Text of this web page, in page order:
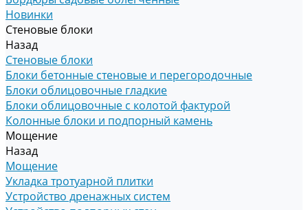
Новинки
Стеновые блоки
Назад
Стеновые блоки
Блоки бетонные стеновые и перегородочные
Блоки облицовочные гладкие
Блоки облицовочные с колотой фактурой
Колонные блоки и подпорный камень
Мощение
Назад
Мощение
Укладка тротуарной плитки
Устройство дренажных систем